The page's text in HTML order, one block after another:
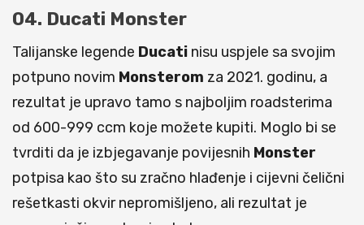
04. Ducati Monster
Talijanske legende Ducati nisu uspjele sa svojim
potpuno novim Monsterom za 2021. godinu, a
rezultat je upravo tamo s najboljim roadsterima
od 600-999 ccm koje možete kupiti. Moglo bi se
tvrditi da je izbjegavanje povijesnih Monster
potpisa kao što su zračno hlađenje i cijevni čelični
rešetkasti okvir nepromišljeno, ali rezultat je